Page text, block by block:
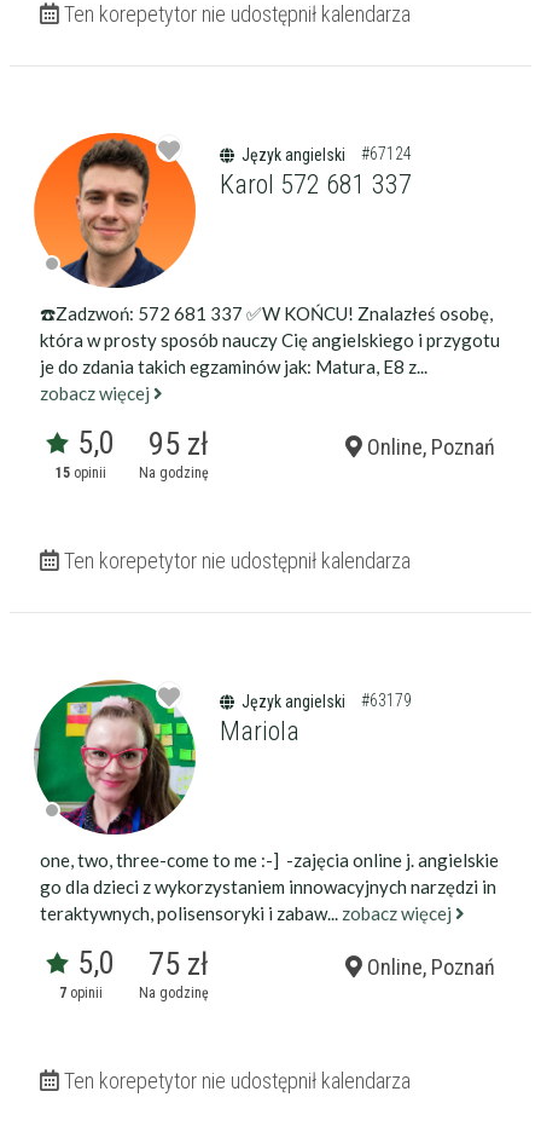
Filtry
Ten korepetytor nie udostępnił kalendarza
Język angielski #67124
Karol 572 681 337
☎️Zadzwoń: 572 681 337 ✅W KOŃCU! Znalazłeś osobę,
która w prosty sposób nauczy Cię angielskiego i przygotu
je do zdania takich egzaminów jak: Matura, E8 z...
zobacz więcej
5,0
15opinii
95 zł
Na godzinę
Online, Poznań
Ten korepetytor nie udostępnił kalendarza
Język angielski #63179
Mariola
one, two, three-come to me :-] -zajęcia online j. angielskie
go dla dzieci z wykorzystaniem innowacyjnych narzędzi in
teraktywnych, polisensoryki i zabaw... zobacz więcej
5,0
7opinii
75 zł
Na godzinę
Online, Poznań
Ten korepetytor nie udostępnił kalendarza